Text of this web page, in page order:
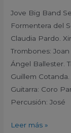
Jove Big Band
Formentera del
Claudia Pardo.
Trombones:
Ángel Ballester.
Guillem Cotanda.
Guitarra: Coro
Percusión: José
Leer más »